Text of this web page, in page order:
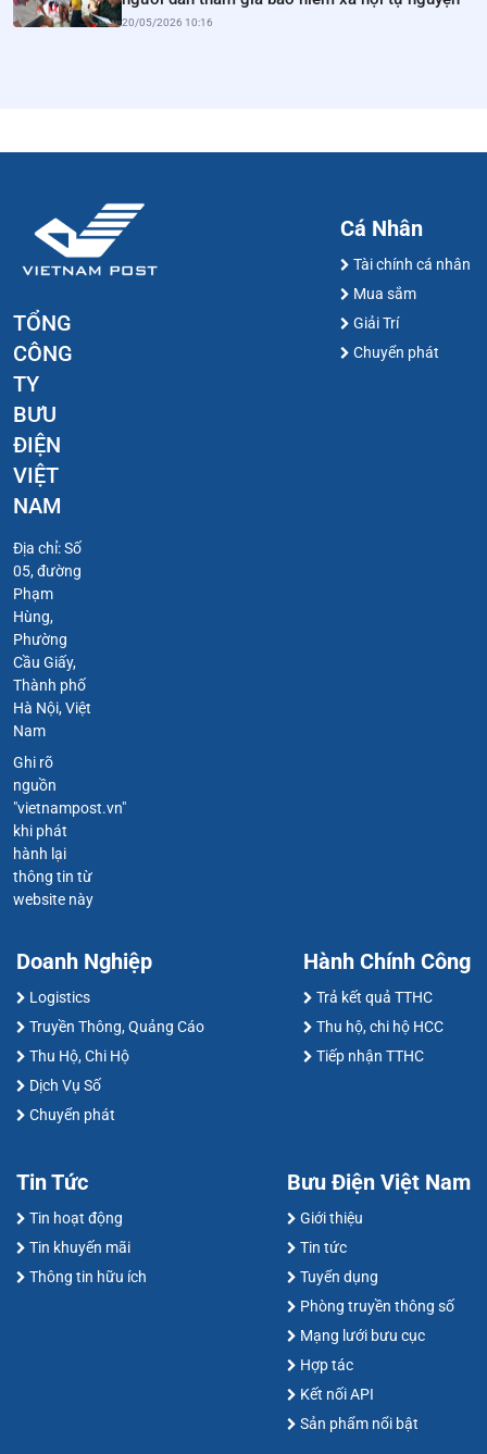
20/05/2026 10:16
TỔNG
CÔNG
TY
BƯU
ĐIỆN
VIỆT
NAM
Địa chỉ: Số
05, đường
Phạm
Hùng,
Phường
Cầu Giấy,
Thành phố
Hà Nội, Việt
Nam
Ghi rõ
nguồn
"vietnampost.vn"
khi phát
hành lại
thông tin từ
website này
Cá Nhân
Tài chính cá nhân
Mua sắm
Giải Trí
Chuyển phát
Doanh Nghiệp
Logistics
Truyền Thông, Quảng Cáo
Thu Hộ, Chi Hộ
Dịch Vụ Số
Chuyển phát
Hành Chính Công
Trả kết quả TTHC
Thu hộ, chi hộ HCC
Tiếp nhận TTHC
Tin Tức
Tin hoạt động
Tin khuyến mãi
Thông tin hữu ích
Bưu Điện Việt Nam
Giới thiệu
Tin tức
Tuyển dụng
Phòng truyền thông số
Mạng lưới bưu cục
Hợp tác
Kết nối API
Sản phẩm nổi bật